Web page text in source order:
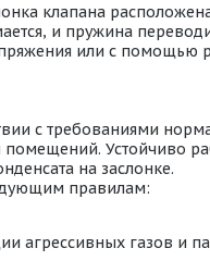
клапана
и пружина
или с помощью
с требованиями
помещений. Устойчиво
на заслонке.
правилам:
агрессивных газов и